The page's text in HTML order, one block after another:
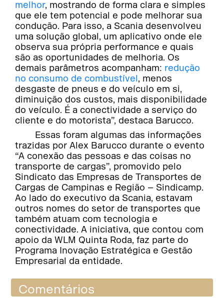
melhor, mostrando de forma clara e simples
que ele tem potencial e pode melhorar sua
condução. Para isso, a Scania desenvolveu
uma solução global, um aplicativo onde ele
observa sua própria performance e quais
são as oportunidades de melhoria. Os
demais parâmetros acompanham: redução
no consumo de combustível, menos
desgaste de pneus e do veículo em si,
diminuição dos custos, mais disponibilidade
do veículo. É a conectividade a serviço do
cliente e do motorista”, destaca Barucco.
Essas foram algumas das informações
trazidas por Alex Barucco durante o evento
“A conexão das pessoas e das coisas no
transporte de cargas”, promovido pelo
Sindicato das Empresas de Transportes de
Cargas de Campinas e Região – Sindicamp.
Ao lado do executivo da Scania, estavam
outros nomes do setor de transportes que
também atuam com tecnologia e
conectividade. A iniciativa, que contou com
apoio da WLM Quinta Roda, faz parte do
Programa Inovação Estratégica e Gestão
Empresarial da entidade.
Comentários